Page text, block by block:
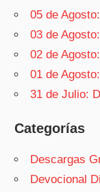
05 de
03 de
02 de
01 de
31 de Julio:
Categorías
Descargas
Devocional